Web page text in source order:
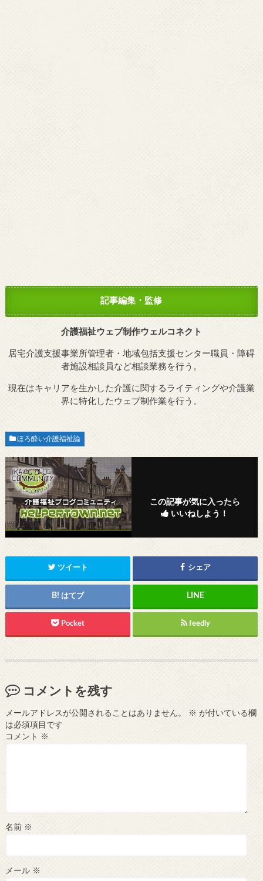
記事編集・監修
介護福祉ウェブ制作ウェルコネクト
居宅介護支援事業所管理者・地域包括支援センター職員・障碍
者施設相談員など相談業務を行う。
現在はキャリアを生かした介護に関するライティングや介護業
界に特化したウェブ制作業を行う。
ほろ酔い介護福祉論
この記事が気に入ったら
いいねしよう！
ツイート シェア
はてブ
Pocket feedly
コメントを残す
メールアドレスが公開されることはありません。 ※ が付いている欄
は必須項目です
コメント
※
名前 ※
メール ※